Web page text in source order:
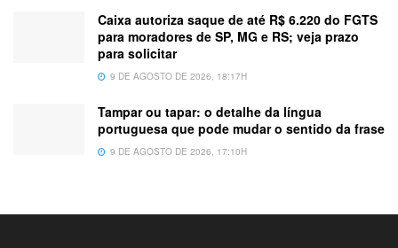
Caixa autoriza saque de até R$ 6.220 do FGTS
para moradores de SP, MG e RS; veja prazo
para solicitar
9 DE AGOSTO DE 2026, 18:17H
Tampar ou tapar: o detalhe da língua
portuguesa que pode mudar o sentido da frase
9 DE AGOSTO DE 2026, 17:10H